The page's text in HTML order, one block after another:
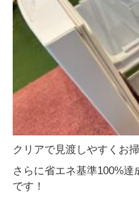
クリアで見渡しやすくお
さらに省エネ基準100%
です！